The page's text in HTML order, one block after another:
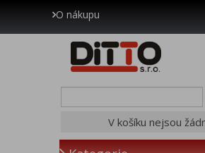
O nákupu
V košíku nejsou